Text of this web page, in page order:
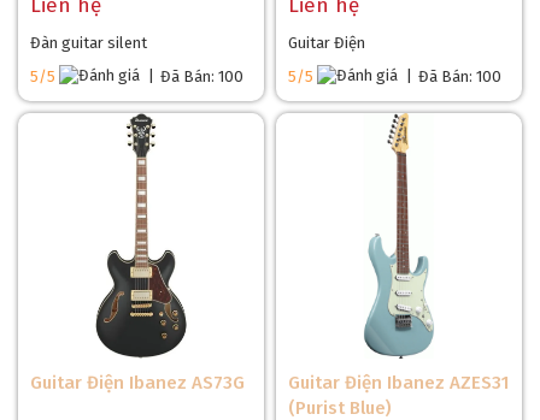
Liên hệ
Đàn guitar silent
5/5
Đã Bán: 100
Liên hệ
Guitar Điện
5/5
Đã Bán: 100
Guitar Điện Ibanez AS73G
Guitar Điện Ibanez AZES31
(Purist Blue)